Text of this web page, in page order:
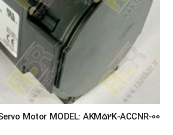
Motor MODEL: AKM52K-ACCNR-00